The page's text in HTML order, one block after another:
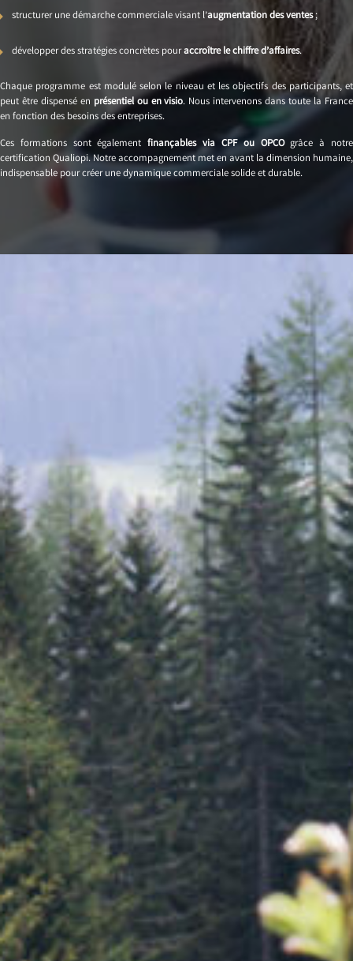
structurer une démarche commerciale visant l’augmentation des ventes;
développer des stratégies concrètes pouraccroître le chiffre d’affaires.
Chaque programme est modulé selon le niveau et les objectifs des participants, et
peut être dispensé en présentiel ou en visio. Nous intervenons dans toute la France
en fonction des besoins des entreprises.
Ces formations sont égalementfinançables via CPF ou OPCOgrâce à notre
certification Qualiopi. Notre accompagnement met en avant la dimension humaine,
indispensable pour créer une dynamique commerciale solide et durable.